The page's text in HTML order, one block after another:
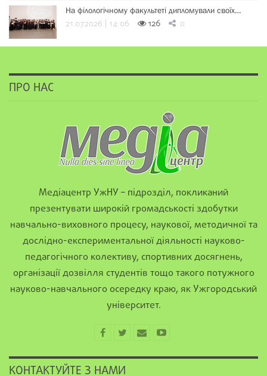
На філологічному факультеті дипломували своїх…
21.07.2026 | 14:06 126 0
ПРО НАС
Медіацентр УжНУ – підрозділ, покликаний
презентувати широкій громадськості здобутки
навчально-виховного процесу, наукової, методичної та
дослідно-експериментальної діяльності науково-
педагогічного колективу, спортивних досягнень,
організації дозвілля студентів тощо такого потужного
науково-навчального осередку краю, як Ужгородський
університет.
КОНТАКТУЙТЕ З НАМИ